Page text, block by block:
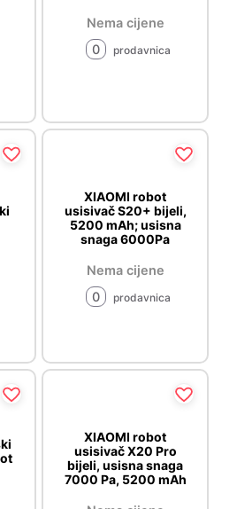
Nema cijene
0
prodavnica
XIAOMI robot
usisivač S20+ bijeli,
5200 mAh; usisna
snaga 6000Pa
Nema cijene
0
prodavnica
XIAOMI robot
usisivač X20 Pro
bijeli, usisna snaga
7000 Pa, 5200 mAh